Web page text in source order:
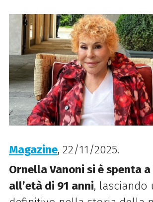
Magazine, 22/11/2025.
Ornella Vanoni si è spenta
all’età di 91 anni, lasciando